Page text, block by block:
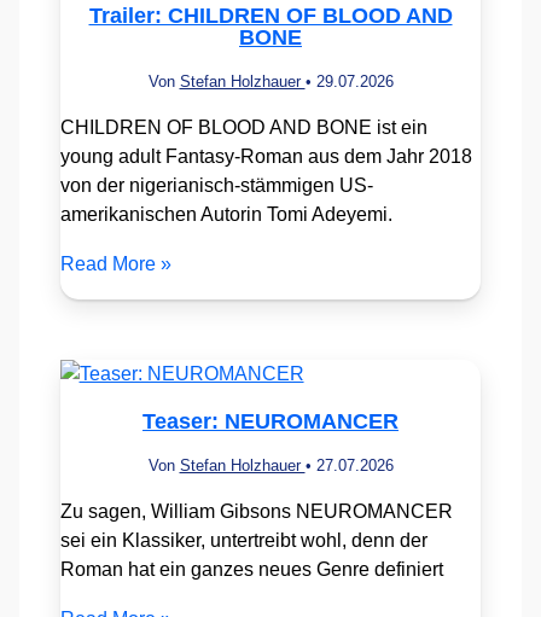
Trailer: CHILDREN OF BLOOD AND
BONE
Von Stefan Holzhauer • 29.07.2026
CHILDREN OF BLOOD AND BONE ist ein
young adult Fantasy-Roman aus dem Jahr 2018
von der nigerianisch-stämmigen US-
amerikanischen Autorin Tomi Adeyemi.
Read More »
Teaser: NEUROMANCER
Von Stefan Holzhauer • 27.07.2026
Zu sagen, William Gibsons NEUROMANCER
sei ein Klassiker, untertreibt wohl, denn der
Roman hat ein ganzes neues Genre definiert